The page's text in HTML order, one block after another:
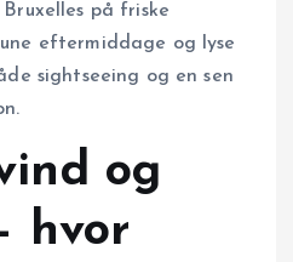
på friske
eftermiddage og lyse
sightseeing og en sen
og
hvor